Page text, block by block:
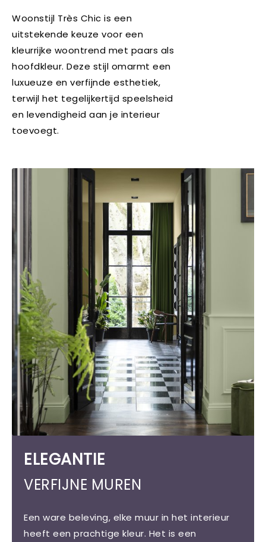
Woonstijl Très Chic is een
uitstekende keuze voor een
kleurrijke woontrend met paars als
hoofdkleur. Deze stijl omarmt een
luxueuze en verfijnde esthetiek,
terwijl het tegelijkertijd speelsheid
en levendigheid aan je interieur
toevoegt.
ELEGANTIE
VERFIJNE MUREN
Een ware beleving, elke muur in het interieur
heeft een prachtige kleur. Het is een